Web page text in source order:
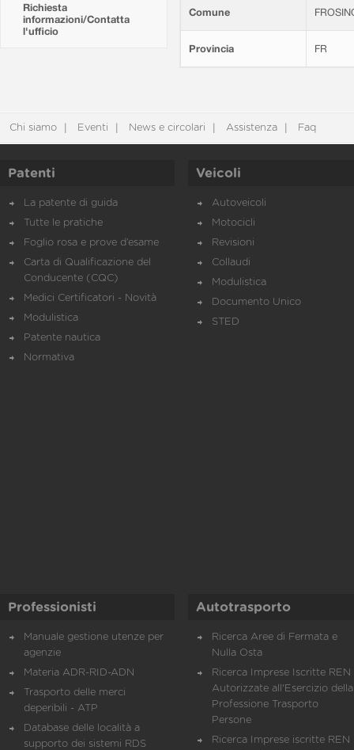
Richiesta
informazioni/Contatta
l'ufficio
Comune
Provincia FR
Chi siamo Eventi News e circolari Assistenza Faq
Patenti
La patente di guida
Tutte le pratiche
Foglio rosa e prove d’esame
Carta di Qualificazione del
Conducente (CQC)
Medici Certificatori - Novità
Modulistica
Patente nautica
Normativa
Veicoli
Autoveicoli
Motocicli
Revisioni
Collaudi
Modulistica
Documento Unico
STED
Professionisti
Manuale gestione utenze per
agenzie
Materia ADR-RID-ADN
Trasporto delle merci
deperibili - ATP
Database delle località a
supporto dei sistemi RDS
Autotrasporto
Ricerca Aree di Fermata e
Nulla Osta
Ricerca Imprese Iscritte REN
Autorizzate all'Esercizio della
Professione Trasporto
Persone
Ricerca Imprese iscritte REN